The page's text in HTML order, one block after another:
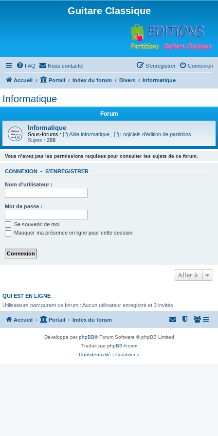
Guitare Classique
FAQ Nous contacter Connexion
S’enregistrer
Accueil Portail Index du forum Divers Informatique
Informatique
Forum
Informatique
Sous-forums : Aide informatique.
Logiciels d'édition de partitions
Sujets : 258
Vous n’avez pas les permissions requises pour consulter les sujets de ce forum.
CONNEXION • S’ENREGISTRER
Nom d’utilisateur :
Mot de passe :
Se souvenir de moi
Masquer ma présence en ligne pour cette session
Aller à
QUI EST EN LIGNE
Utilisateurs parcourant ce forum : Aucun utilisateur enregistré et 3 invités
Accueil Portail Index du forum
Développé parphpBB® Forum Software © phpBB Limited
Traduit parphpBB-fr.com
Confidentialité | Conditions